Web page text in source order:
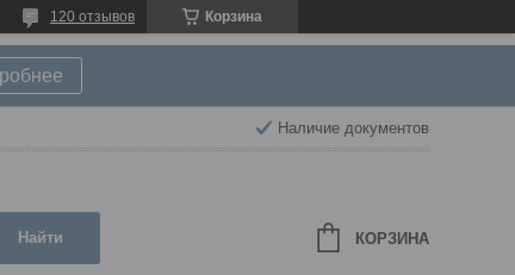
Корзина
120 отзывов
Наличие документов
Найти КОРЗИНА